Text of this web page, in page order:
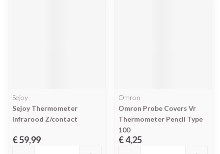
Sejoy
Sejoy Thermometer
Infrarood Z/contact
€ 59,99
Omron
Omron Probe Covers Vr
Thermometer Pencil Type
100
€ 4,25